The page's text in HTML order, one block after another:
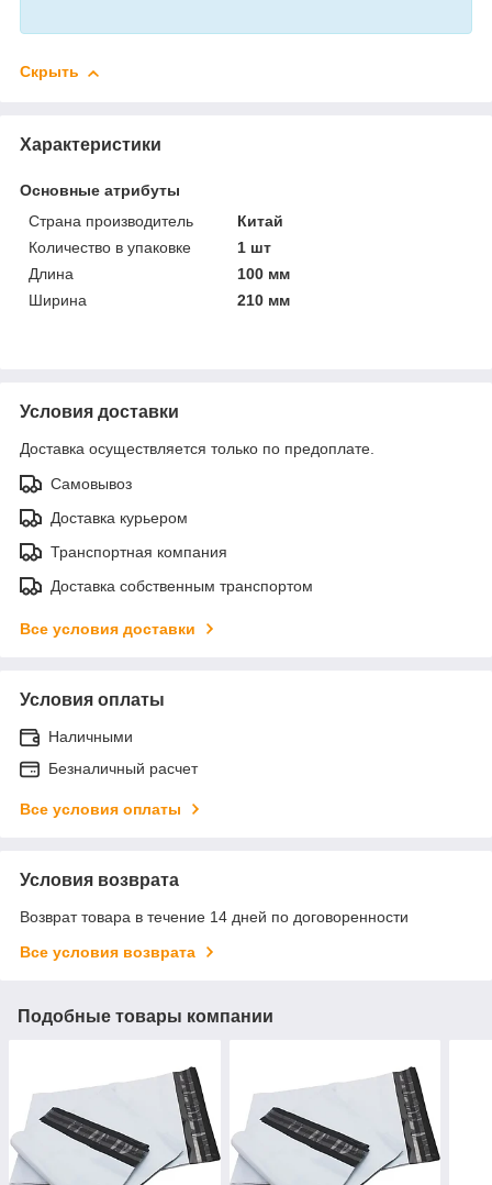
Скрыть
Характеристики
Основные атрибуты
Страна производитель
Китай
Количество в упаковке
1 шт
Длина
100 мм
Ширина
210 мм
Условия доставки
Доставка осуществляется только по предоплате.
Самовывоз
Доставка курьером
Транспортная компания
Доставка собственным транспортом
Все условия доставки
Условия оплаты
Наличными
Безналичный расчет
Все условия оплаты
Условия возврата
Возврат товара в течение 14 дней по договоренности
Все условия возврата
Подобные товары компании